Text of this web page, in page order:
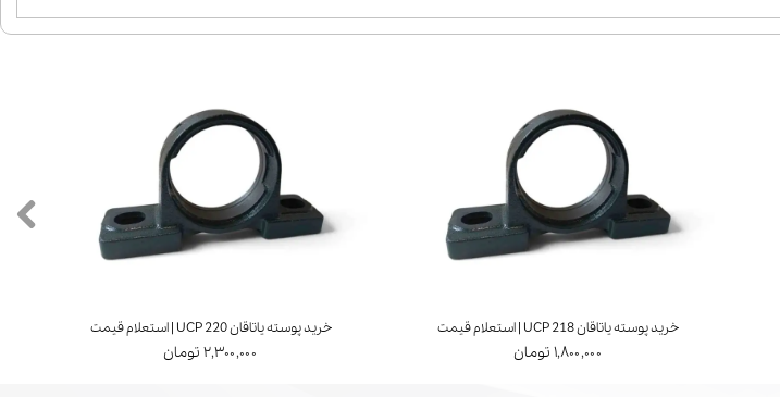
خرید پوسته یاتاقان UCP 220 | استعلام قیمت
۲,۳۰۰,۰۰۰ تومان
خرید پوسته یاتاقان UCP 218 | استعلام قیمت
۱,۸۰۰,۰۰۰ تومان